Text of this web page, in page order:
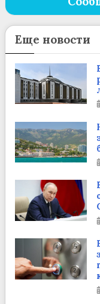
Еще новости